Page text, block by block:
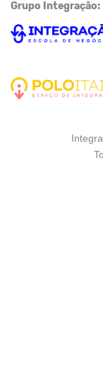
Grupo Integração: